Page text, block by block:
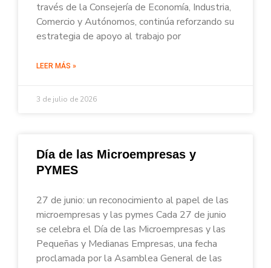
través de la Consejería de Economía, Industria,
Comercio y Autónomos, continúa reforzando su
estrategia de apoyo al trabajo por
LEER MÁS »
3 de julio de 2026
Día de las Microempresas y
PYMES
27 de junio: un reconocimiento al papel de las
microempresas y las pymes Cada 27 de junio
se celebra el Día de las Microempresas y las
Pequeñas y Medianas Empresas, una fecha
proclamada por la Asamblea General de las